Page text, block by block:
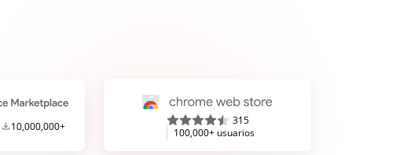
10,000,000+
315
100,000+ usuarios